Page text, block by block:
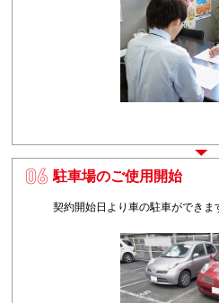
6
駐車場のご使用開始
契約開始日より車の駐車ができま